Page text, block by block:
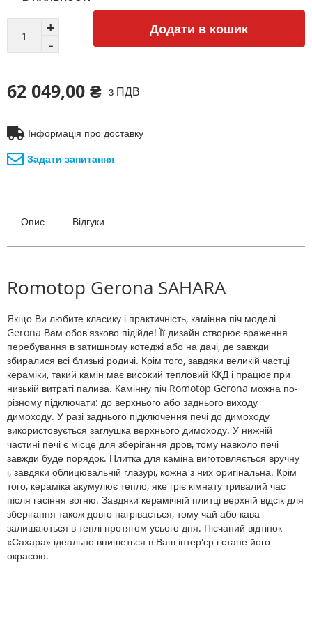
Додати в кошик
62 049,00 ₴ з ПДВ
Інформація про доставку
Задати запитання
Опис Відгуки
Romotop Gerona SAHARA
Якщо Ви любите класику і практичність, камінна піч моделі
Gerona Вам обов'язково підійде! Її дизайн створює враження
перебування в затишному котеджі або на дачі, де завжди
збиралися всі близькі родичі. Крім того, завдяки великій частці
кераміки, такий камін має високий тепловий ККД і працює при
низькій витраті палива. Камінну піч Romotop Gerona можна по-
різному підключати: до верхнього або заднього виходу
димоходу. У разі заднього підключення печі до димоходу
використовується заглушка верхнього димоходу. У нижній
частині печі є місце для зберігання дров, тому навколо печі
завжди буде порядок. Плитка для каміна виготовляється вручну
і, завдяки облицювальній глазурі, кожна з них оригінальна. Крім
того, кераміка акумулює тепло, яке гріє кімнату тривалий час
після гасіння вогню. Завдяки керамічній плитці верхній відсік для
зберігання також довго нагрівається, тому чай або кава
залишаються в теплі протягом усього дня. Пісчаний відтінок
«Сахара» ідеально впишеться в Ваш інтер'єр і стане його
окрасою.